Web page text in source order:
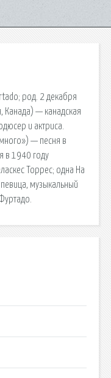
род. 2 декабря
Канада) — канадская
и актриса.
— песня в
в 1940 году
Торрес; одна На
музыкальный